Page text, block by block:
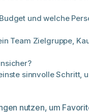
und welche
Team Zielgruppe,
sinnvolle Schritt,
nutzen, um